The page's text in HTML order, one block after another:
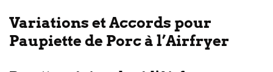
Variations et Accords pour
Paupiette de Porc à l’Airfryer